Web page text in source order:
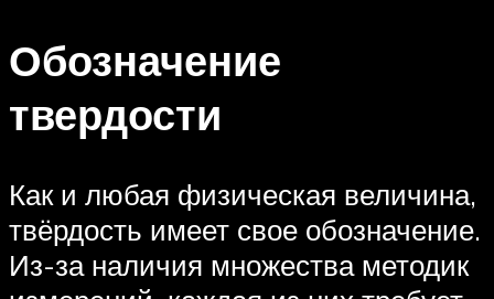
Обозначение
твердости
Как и любая физическая величина,
твёрдость имеет свое обозначение.
Из-за наличия множества методик